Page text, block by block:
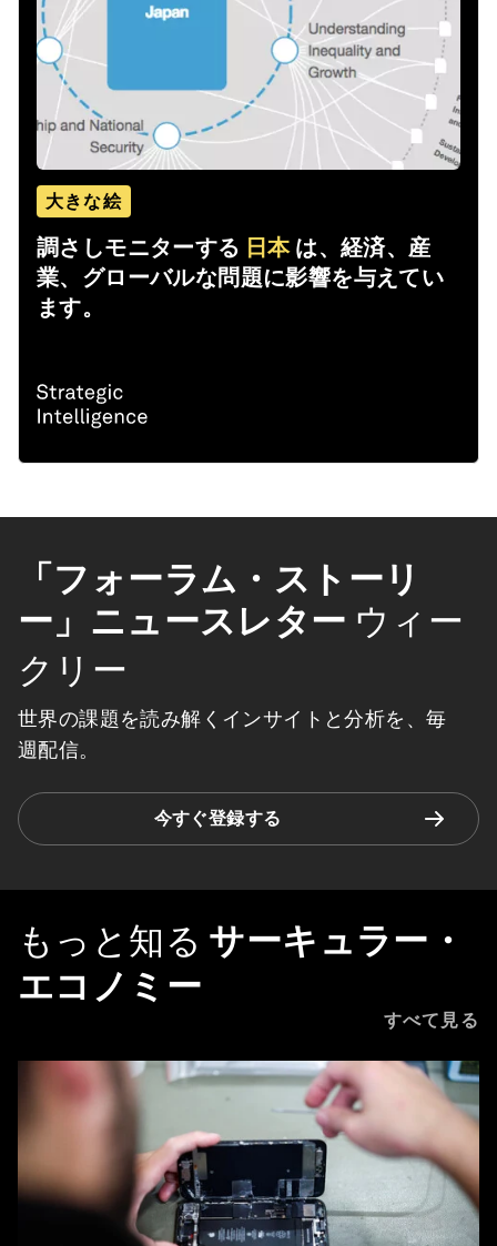
大きな絵
調さしモニターする 日本 は、経済、産
業、グローバルな問題に影響を与えてい
ます。
「フォーラム・ストーリ
ー」ニュースレター ウィー
クリー
世界の課題を読み解くインサイトと分析を、毎
週配信。
今すぐ登録する
もっと知る サーキュラー・
エコノミー
すべて見る